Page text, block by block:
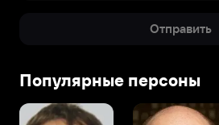
Отправить
Популярные персоны